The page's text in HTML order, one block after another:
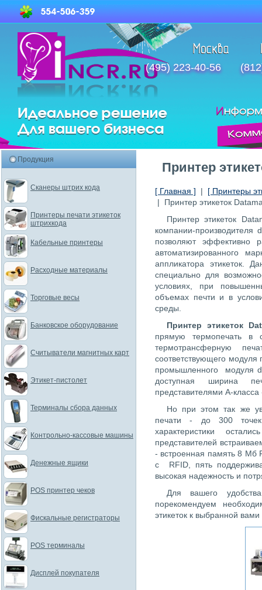
(495) 223-40-56
Принтер
[ Главная ] | [ Принтеры
| Принтер этикеток
Принтер этикеток
компании-
позволяют эффективно
автоматизированного
аппликатора этикеток.
специально для
условиях, при
объемах печти и в
среды.
Принтер этикеток
прямую термопечать в
термотрансферную
соответствующего модуля
промышленного модуля
доступная ширина
представителями А-
Но при этом так же
печати - до 300
характеристики
представителей
- встроенная память 8 Мб
с RFID, пять
высокая надежность и
Для вашего
порекомендуем
этикеток к выбранной
Продукция
Сканеры штрих кода
Принтеры печати этикеток
штрихкода
Кабельные принтеры
Расходные материалы
Торговые весы
Банковское оборудование
Считыватели магнитных карт
Этикет-пистолет
Терминалы сбора данных
Контрольно-кассовые машины
Денежные ящики
POS принтер чеков
Фискальные регистраторы
POS терминалы
Дисплей покупателя